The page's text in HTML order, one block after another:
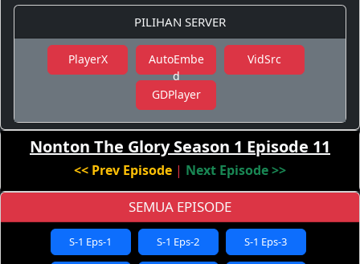
PILIHAN SERVER
PlayerX
AutoEmbe
d
VidSrc
GDPlayer
Nonton The Glory Season 1 Episode 11
<< Prev Episode | Next Episode >>
SEMUA EPISODE
S-1 Eps-1 S-1 Eps-2 S-1 Eps-3